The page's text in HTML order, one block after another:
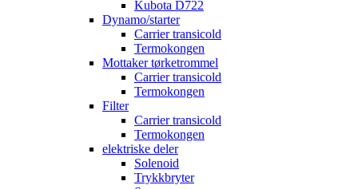
Kubota D722
Dynamo/starter
Carrier transicold
Termokongen
Mottaker tørketrommel
Carrier transicold
Termokongen
Filter
Carrier transicold
Termokongen
elektriske deler
Solenoid
Trykkbryter